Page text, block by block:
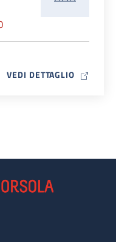
VEDI DETTAGLIO MAP ICON